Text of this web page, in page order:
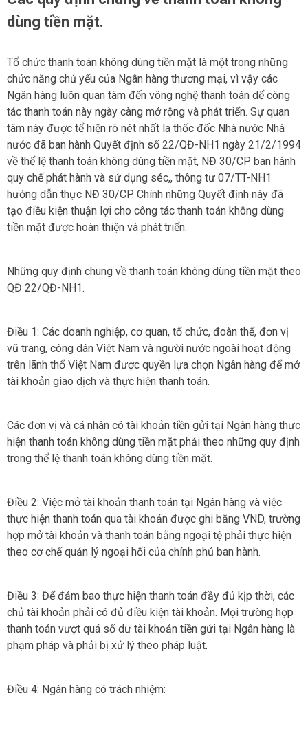
dùng tiền mặt.
Tổ chức thanh toán không dùng tiền mặt là một trong những
chức năng chủ yếu của Ngân hàng thương mại, vì vậy các
Ngân hàng luôn quan tâm đến vông nghệ thanh toán dể công
tác thanh toán này ngày càng mở rộng và phát triển. Sự quan
tâm này được tể hiện rõ nét nhất la thốc đốc Nhà nước Nhà
nước đã ban hành Quyết định số 22/QĐ-NH1 ngày 21/2/1994
về thể lệ thanh toán không dùng tiền mặt, NĐ 30/CP ban hành
quy chế phát hành và sử dụng séc,, thông tư 07/TT-NH1
hướng dẫn thực NĐ 30/CP. Chính những Quyết định này đã
tạo điều kiện thuận lợi cho công tác thanh toán không dùng
tiền mặt được hoàn thiện và phát triển.
Những quy định chung về thanh toán không dùng tiền mặt theo
QĐ 22/QĐ-NH1.
Điều 1: Các doanh nghiệp, cơ quan, tổ chức, đoàn thể, đơn vị
vũ trang, công dân Việt Nam và người nước ngoài hoạt động
trên lãnh thổ Việt Nam được quyền lựa chọn Ngân hàng để mở
tài khoản giao dịch và thực hiện thanh toán.
Các đơn vị và cá nhân có tài khoản tiền gửi tại Ngân hàng thực
hiện thanh toán không dùng tiền mặt phải theo những quy định
trong thể lệ thanh toán không dùng tiền mặt.
Điều 2: Việc mở tài khoản thanh toán tại Ngân hàng và việc
thực hiện thanh toán qua tài khoản được ghi bằng VND, trường
hợp mở tài khoản và thanh toán bằng ngoại tệ phải thực hiện
theo cơ chế quản lý ngoại hối của chính phủ ban hành.
Điều 3: Để đảm bao thực hiện thanh toán đầy đủ kịp thời, các
chủ tài khoản phải có đủ điều kiện tài khoản. Mọi trường hợp
thanh toán vượt quá số dư tài khoản tiền gửi tại Ngân hàng là
phạm pháp và phải bị xử lý theo pháp luật.
Điều 4: Ngân hàng có trách nhiệm: